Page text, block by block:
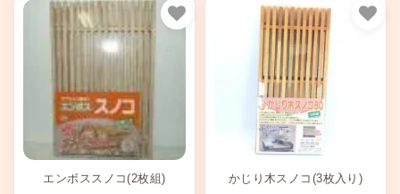
エンボススノコ(2枚組)
お気に入り
かじり木スノコ(3枚入り)
お気